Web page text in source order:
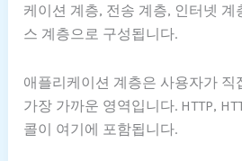
케이션 계층, 전송 계층, 인터넷 계
스 계층으로 구성됩니다.
애플리케이션 계층은 사용자가 직
가장 가까운 영역입니다. HTTP,
콜이 여기에 포함됩니다.